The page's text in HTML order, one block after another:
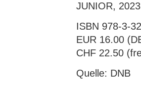
JUNIOR,
ISBN 978-3-
EUR 16.00
CHF 22.50
Quelle: DNB